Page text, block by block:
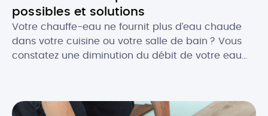
possibles et solutions
Votre chauffe-eau ne fournit plus d’eau chaude
dans votre cuisine ou votre salle de bain ? Vous
constatez une diminution du débit de votre eau
d’une réparation. Et c’est bien connu, une panne
de chauffe-eau n’arrive jamais au […]